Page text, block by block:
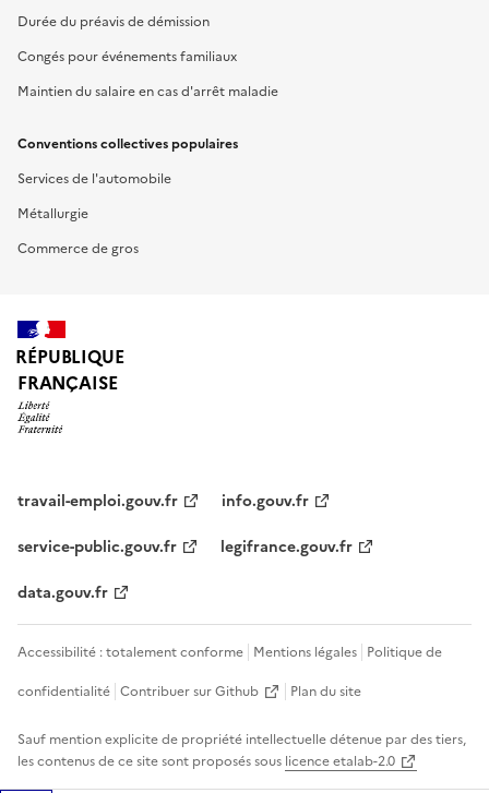
Durée du préavis de démission
Congés pour événements familiaux
Maintien du salaire en cas d'arrêt maladie
Conventions collectives populaires
Services de l'automobile
Métallurgie
Commerce de gros
RÉPUBLIQUE
FRANÇAISE
travail-emploi.gouv.fr
info.gouv.fr
service-public.gouv.fr
legifrance.gouv.fr
data.gouv.fr
Accessibilité : totalement conforme Mentions légales Politique de
confidentialité Contribuer sur Github Plan du site
Sauf mention explicite de propriété intellectuelle détenue par des tiers,
les contenus de ce site sont proposés sous licence etalab-2.0